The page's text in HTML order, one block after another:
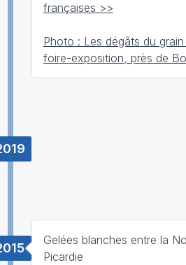
françaises >>
Photo : Les dégâts du
foire-exposition, près de
Gelées blanches entre la
Picardie